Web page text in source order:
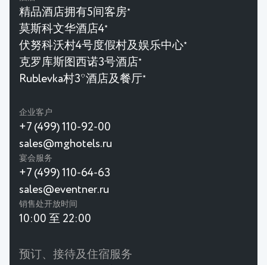
精品酒店拥有5间客房★
莫斯科文华酒店4★
伏努科沃村4号度假村及娱乐中心★
克罗库斯图西诺3号酒店 ★
Rublevka村3*酒店及餐厅★
企业客户
+7 (499) 110-92-00
sales@mghotels.ru
宴会服务
+7 (499) 110-64-63
sales@eventner.ru
销售处开放时间
10:00 至 22:00
预订、接待及住宿服务